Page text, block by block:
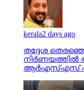
kerala2 days ago
തദ്ദേശ
നിര്‍ണയത്തില്‍
ആര്‍എസ്എസ്